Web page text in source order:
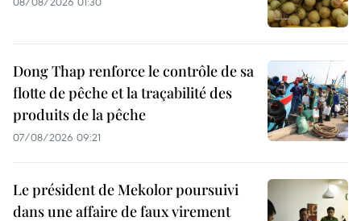
Dong Thap renforce le contrôle de sa
flotte de pêche et la traçabilité des
produits de la pêche
07/08/2026 09:21
Le président de Mekolor poursuivi
dans une affaire de faux virement